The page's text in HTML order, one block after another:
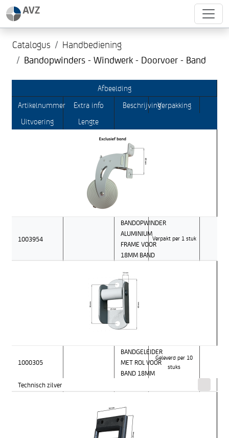
Catalogus Handbediening
Bandopwinders - Windwerk - Doorvoer - Band
Afbeelding
Artikelnummer
Extra info BeschrijvingVerpakking
Uitvoering
Lengte
1003954
BANDOPWINDER
ALUMINIUM
FRAME VOOR
18MM BAND
Verpakt per 1 stuk
1000305
BANDGELEIDER
MET ROL VOOR
BAND 18MM
Geleverd per 10
stuks
Technisch zilver